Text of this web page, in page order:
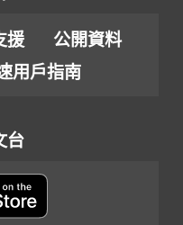
援
公開資料
用戶指南
台